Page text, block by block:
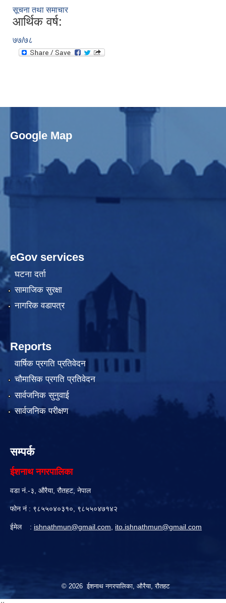
सूचना तथा समाचार
आर्थिक वर्ष:
७७/७८
Google Map
eGov services
घटना दर्ता
सामाजिक सुरक्षा
नागरिक वडापत्र
Reports
वार्षिक प्रगति प्रतिवेदन
चौमासिक प्रगति प्रतिवेदन
सार्वजनिक सुनुवाई
सार्वजनिक परीक्षण
सम्पर्क
ईशनाथ नगरपालिका
वडा नं.-३, औरैया, रौतहट, नेपाल
फोन नं : ९८५५०४०३१०, ९८५५०४७१४२
ईमेल : ishnathmun@gmail.com ito.ishnathmun@gmail.com
© 2026 ईशनाथ नगरपालिका, औरैया, रौतहट